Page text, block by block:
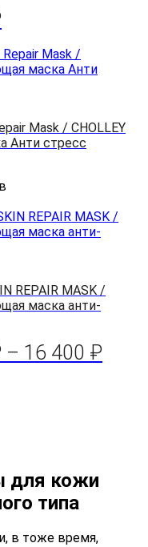
Mask / CHOLLEY
Анти стресс
REPAIR MASK /
маска анти-
– 16 400 ₽
для кожи
типа
в тоже время,